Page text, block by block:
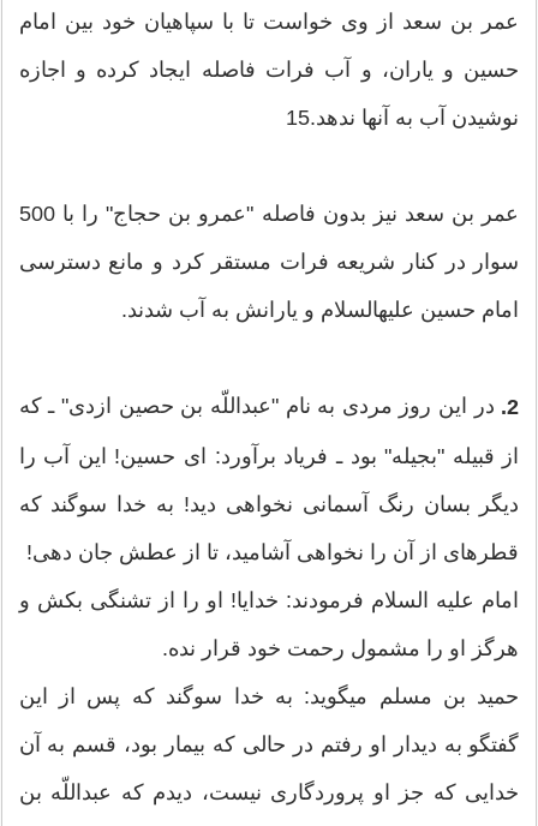
عمر بن سعد از وی خواست تا با سپاهیان خود بین امام
حسین و یاران، و آب فرات فاصله ایجاد كرده و اجازه
نوشیدن آب به آنها ندهد.15
عمر بن سعد نیز بدون فاصله "عمرو بن حجاج" را با 500
سوار در كنار شریعه فرات مستقر كرد و مانع دسترسی
امام حسین علیه‏السلام و یارانش به آب شدند.
2. در این روز مردی به نام "عبداللّه‏ بن حصین ازدی" ـ كه
از قبیله "بجیله" بود ـ فریاد برآورد: ای حسین! این آب را
دیگر بسان رنگ آسمانی نخواهی دید! به خدا سوگند كه
قطره‏ای از آن را نخواهی آشامید، تا از عطش جان دهی!
امام علیه‏ السلام فرمودند: خدایا! او را از تشنگی بكش و
هرگز او را مشمول رحمت خود قرار نده.
حمید بن مسلم مي‏گوید: به خدا سوگند كه پس از این
گفتگو به دیدار او رفتم در حالی كه بیمار بود، قسم به آن
خدایی كه جز او پروردگاری نیست، دیدم كه عبداللّه‏ بن